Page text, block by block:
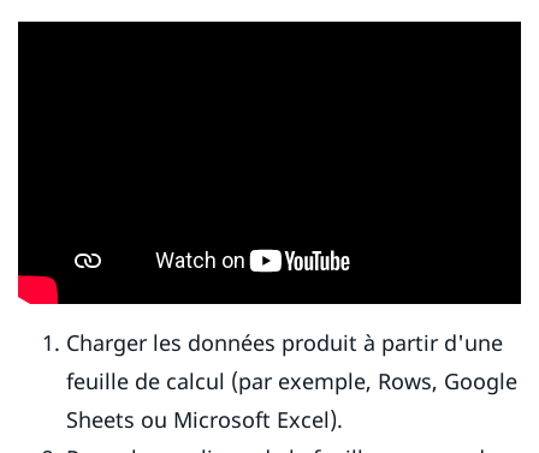
Charger les données produit à partir d'une
feuille de calcul (par exemple, Rows, Google
Sheets ou Microsoft Excel).